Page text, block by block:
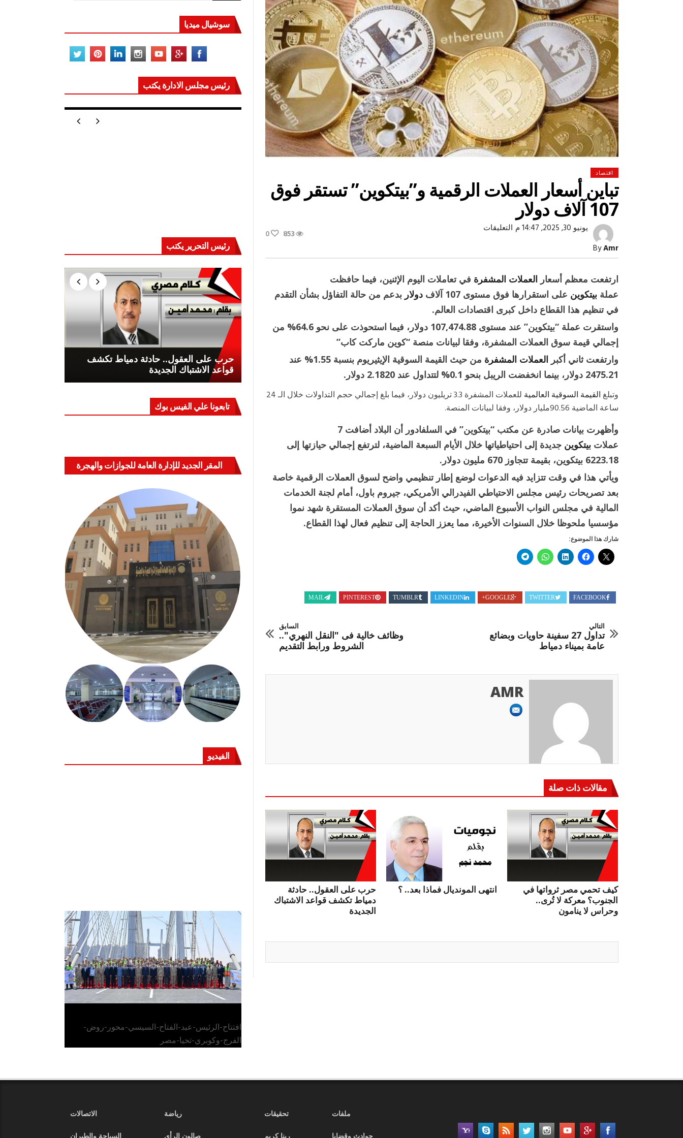
اقتصاد
تباين أسعار العملات الرقمية و”بيتكوين” تستقر فوق
107 آلاف دولار
ByAmr
يونيو 30, 2025, 14:47 م التعليقات
الرقمية
تستقر
فوق
107
آلاف
دولار
مغلقة
853
0
ارتفعت معظم أسعار العملات المشفرة في تعاملات اليوم الإثنين، فيما حافظت
عملة بيتكوين على استقرارها فوق مستوى 107 آلاف دولار بدعم من حالة التفاؤل بشأن التقدم
في تنظيم هذا القطاع داخل كبرى اقتصادات العالم.
واستقرت عملة “بيتكوين” عند مستوى 107,474.88 دولار، فيما استحوذت على نحو 64.6% من
إجمالي قيمة سوق العملات المشفرة، وفقا لبيانات منصة “كوين ماركت كاب”
وارتفعت ثاني أكبر العملات المشفرة
من حيث القيمة السوقية الإيثيريوم بنسبة 1.55% عند
2475.21 دولار، بينما انخفضت الريبل بنحو 0.1% لتتداول عند 2.1820 دولار.
وتبلغ القيمة السوقية العالمية
للعملات المشفرة 3.3 تريليون دولار، فيما بلغ إجمالي حجم التداولات خلال الـ 24
ساعة الماضية 90.56مليار دولار، وفقا لبيانات المنصة.
وأظهرت بيانات صادرة عن مكتب “بيتكوين” في السلفادور أن البلاد أضافت 7
عملات بيتكوين جديدة إلى احتياطياتها خلال الأيام السبعة الماضية، لترتفع إجمالي حيازتها إلى
6223.18 بيتكوين، بقيمة تتجاوز 670 مليون دولار.
ويأتي هذا في وقت تتزايد فيه الدعوات لوضع إطار تنظيمي واضح لسوق العملات الرقمية خاصة
بعد تصريحات رئيس مجلس الاحتياطي الفيدرالي الأمريكي، جيروم باول، أمام لجنة الخدمات
المالية في مجلس النواب الأسبوع الماضي، حيث أكد أن سوق العملات المستقرة شهد نموا
مؤسسيا ملحوظا خلال السنوات الأخيرة، مما يعزز الحاجة إلى تنظيم فعال لهذا القطاع.
شارك هذا الموضوع:
FACEBOOK
TWITTER
GOOGLE+
LINKEDIN
TUMBLR
PINTEREST
MAIL
السابق
وظائف خالية فى "النقل النهري"..
الشروط ورابط التقديم
التالي
تداول 27 سفينة حاويات وبضائع
عامة بميناء دمياط
AMR
مقالات ذات صلة
حرب على العقول.. حادثة
دمياط تكشف قواعد الاشتباك
الجديدة
انتهى المونديال فماذا بعد.. ؟
كيف تحمي مصر ثرواتها في
الجنوب؟ معركة لا تُرى..
وحراس لا ينامون
سوشيال ميديا
رئيس مجلس الادارة يكتب
مصر تعيد للعالم اتزانه أكتوبر «النصر» و«المجلة»
رئيس التحرير يكتب
حرب على العقول.. حادثة دمياط تكشف
قواعد الاشتباك الجديدة
كيف تحمي مصر ثرواتها في الجنوب؟
معركة لا تُرى.. وحراس لا ينامون
جهاز مستقبل مصر نموذجا.. لماذا تُنشئ
الدول كيانات تنموية عملاقة؟
تابعونا علي الفيس بوك
المقر الجديد للإدارة العامة للجوازات والهجرة
الفيديو
الرئيس عبد الفتاح السيسي يفتتح محور روض
الفرج وكوبري تحيا مصر
افتتاح-الرئيس-عبد-الفتاح-السيسي-محور-روض-
الفرج-وكوبري-تحيا-مصر
رياضة
الاتصالات
ملفات
تحقيقات